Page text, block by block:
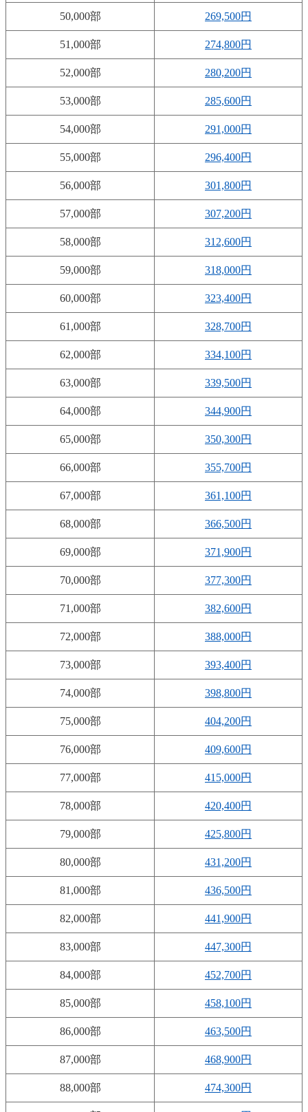
50,000部 269,500円
51,000部 274,800円
52,000部 280,200円
53,000部 285,600円
54,000部 291,000円
55,000部 296,400円
56,000部 301,800円
57,000部 307,200円
58,000部 312,600円
59,000部 318,000円
60,000部 323,400円
61,000部 328,700円
62,000部 334,100円
63,000部 339,500円
64,000部 344,900円
65,000部 350,300円
66,000部 355,700円
67,000部 361,100円
68,000部 366,500円
69,000部 371,900円
70,000部 377,300円
71,000部 382,600円
72,000部 388,000円
73,000部 393,400円
74,000部 398,800円
75,000部 404,200円
76,000部 409,600円
77,000部 415,000円
78,000部 420,400円
79,000部 425,800円
80,000部 431,200円
81,000部 436,500円
82,000部 441,900円
83,000部 447,300円
84,000部 452,700円
85,000部 458,100円
86,000部 463,500円
87,000部 468,900円
88,000部 474,300円